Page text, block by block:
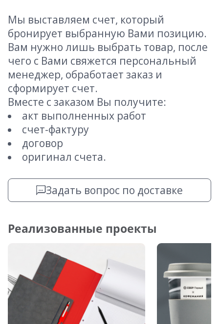
Мы выставляем счет, который
бронирует выбранную Вами позицию.
Вам нужно лишь выбрать товар, после
чего с Вами свяжется персональный
менеджер, обработает заказ и
сформирует счет.
Вместе с заказом Вы получите:
акт выполненных работ
счет-фактуру
договор
оригинал счета.
Задать вопрос по доставке
Реализованные проекты